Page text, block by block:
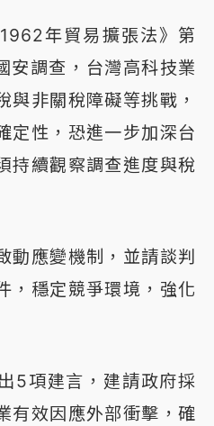
年貿易擴張法》第
安調查，台灣高科技業
與非關稅障礙等挑戰，
定性，恐進一步加深台
持續觀察調查進度與稅
動應變機制，並請談判
，穩定競爭環境，強化
5項建言，建請政府採
有效因應外部衝擊，確